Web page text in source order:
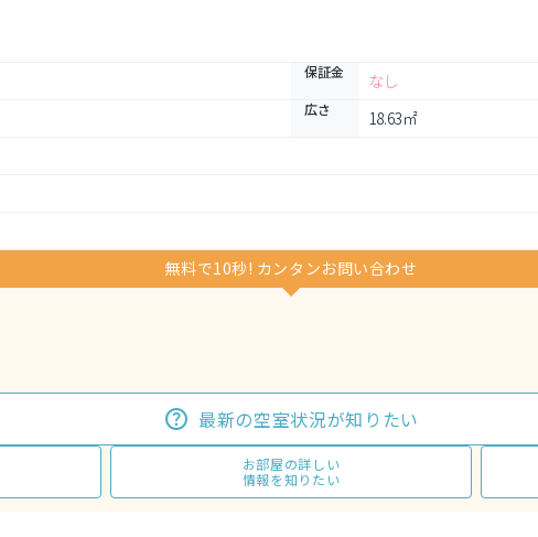
保証金 なし
広さ 18.63㎡
無料で10秒! カンタンお問い合わせ
最新の空室状況が知りたい
お部屋の詳しい
情報を知りたい